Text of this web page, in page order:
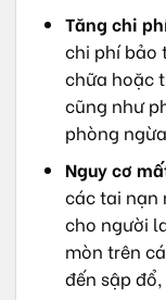
Tăng chi
chi phí bảo
chữa hoặc
cũng như
phòng
Nguy cơ
các tai nạn
cho người
mòn trên
đến sập